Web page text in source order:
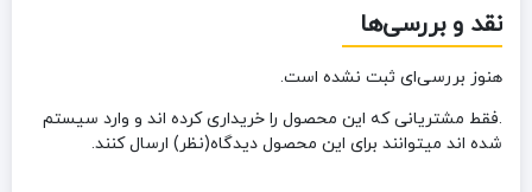
نقد و بررسی‌ها
هنوز بررسی‌ای ثبت نشده است.
.فقط مشتریانی که این محصول را خریداری کرده اند و وارد سیستم
شده اند میتوانند برای این محصول دیدگاه(نظر) ارسال کنند.